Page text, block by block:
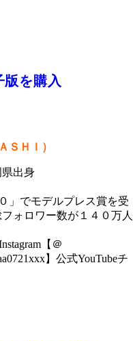
を購入
ＨＩ）
出身
」でモデルプレス賞を受
ォロワー数が１４０万人
【＠
】公式YouTubeチ